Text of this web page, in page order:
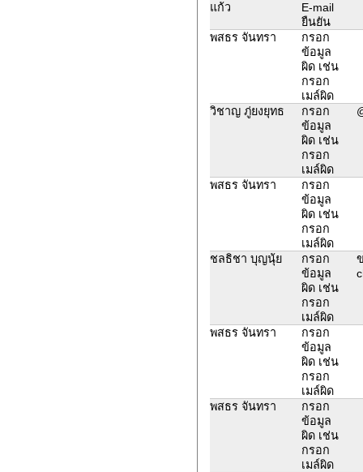
แก้ว
E-mail
ยืนยัน
พสธร จันทรา
กรอก
ข้อมูล
ผิด เช่น
กรอก
เมล์ผิด
วิชาญ ภู่ยงยุทธ
กรอก
ข้อมูล
ผิด เช่น
กรอก
เมล์ผิด
พสธร จันทรา
กรอก
ข้อมูล
ผิด เช่น
กรอก
เมล์ผิด
ชลธิชา บุญนุ้ย
กรอก
ข้อมูล
ผิด เช่น
กรอก
เมล์ผิด
พสธร จันทรา
กรอก
ข้อมูล
ผิด เช่น
กรอก
เมล์ผิด
พสธร จันทรา
กรอก
ข้อมูล
ผิด เช่น
กรอก
เมล์ผิด